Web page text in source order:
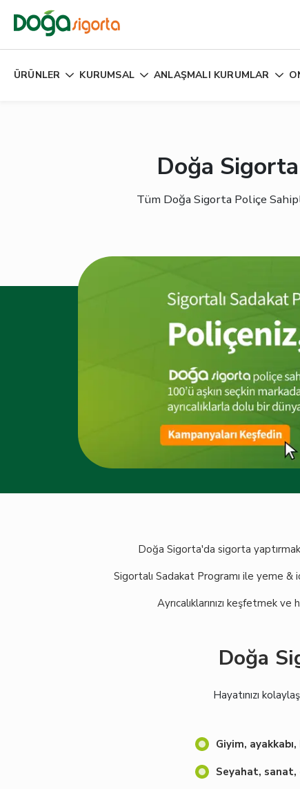
ÜRÜNLER KURUMSAL ANLAŞMALI KURUMLAR
Doğa
Tüm Doğa Sigorta Poliçe
Doğa Sigorta'da sigorta
Sigortalı Sadakat Programı ile yeme
Ayrıcalıklarınızı keşfetmek
Doğa
Hayatınızı
Giyim,
Seyahat,